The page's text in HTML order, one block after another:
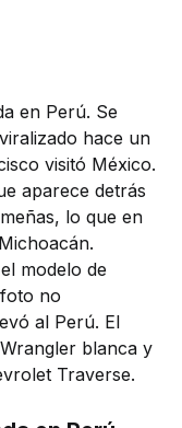
en Perú. Se
hace un
visitó México.
aparece detrás
lo que en
modelo de
no
al Perú. El
blanca y
Traverse.